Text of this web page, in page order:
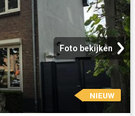
Foto bekijken
NIEUW